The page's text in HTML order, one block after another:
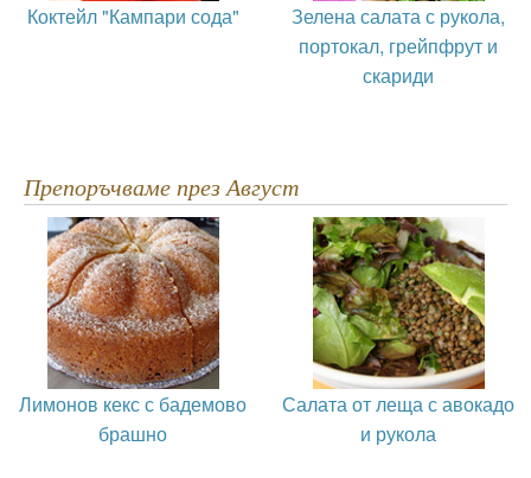
Коктейл "Кампари сода"
Зелена салата с рукола,
портокал, грейпфрут и
скариди
Препоръчваме през Август
Лимонов кекс с бадемово
брашно
Салата от леща с авокадо
и рукола